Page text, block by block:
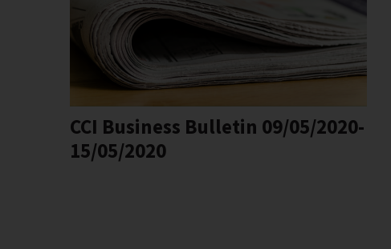
CCI Business Bulletin 09/05/2020-
15/05/2020